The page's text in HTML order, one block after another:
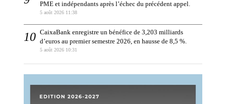
PME et indépendants après l’échec du précédent appel.
5 août 2026 11:38
CaixaBank enregistre un bénéfice de 3,203 milliards
d’euros au premier semestre 2026, en hausse de 8,5 %.
5 août 2026 10:31